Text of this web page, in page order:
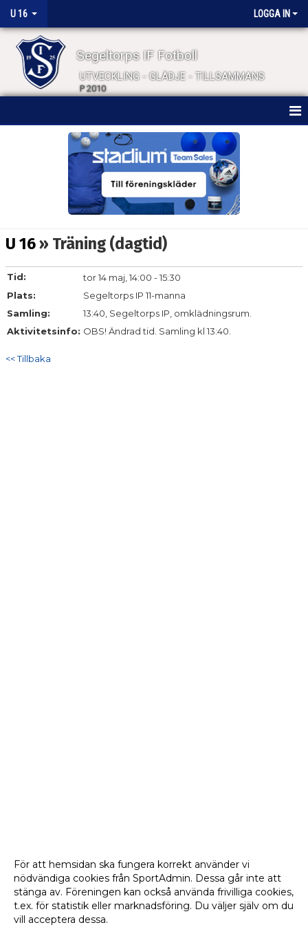
U 16 LOGGA IN
Segeltorps IF Fotboll
UTVECKLING - GLÄDJE - TILLSAMMANS
P 2010
DOKUMENT
U 16» Träning (dagtid)
Tid:
tor 14 maj, 14:00 - 15:30
Plats:
Segeltorps IP 11-manna
Samling:
13:40, Segeltorps IP, omklädningsrum.
Aktivitetsinfo: OBS! Ändrad tid. Samling kl 13:40.
<< Tillbaka
För att hemsidan ska fungera korrekt använder vi
nödvändiga cookies från SportAdmin. Dessa går inte att
stänga av. Föreningen kan också använda frivilliga cookies,
t.ex. för statistik eller marknadsföring. Du väljer själv om du
vill acceptera dessa.